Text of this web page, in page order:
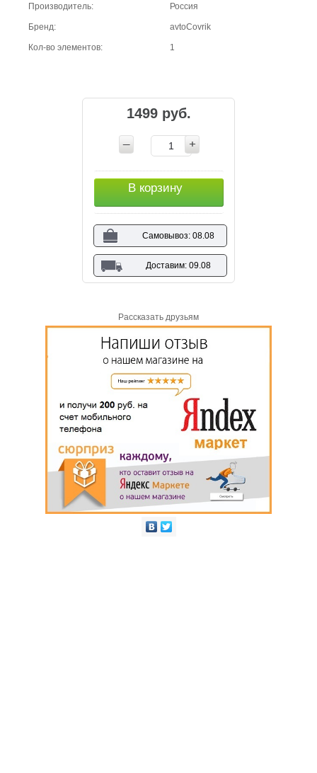
Производитель: Россия
Бренд: avtoCovrik
Кол-во элементов: 1
1499 руб.
В корзину
Самовывоз: 08.08
Доставим: 09.08
Рассказать друзьям